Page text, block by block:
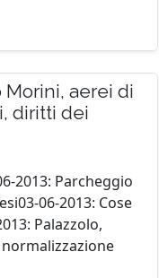
Morini, aerei di
diritti dei
2013: Parcheggio
06-2013: Cose
Palazzolo,